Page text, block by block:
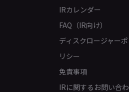
IRカレンダー
FAQ（IR向け）
ディスクロージャーポ
リシー
免責事項
IRに関するお問い合わ